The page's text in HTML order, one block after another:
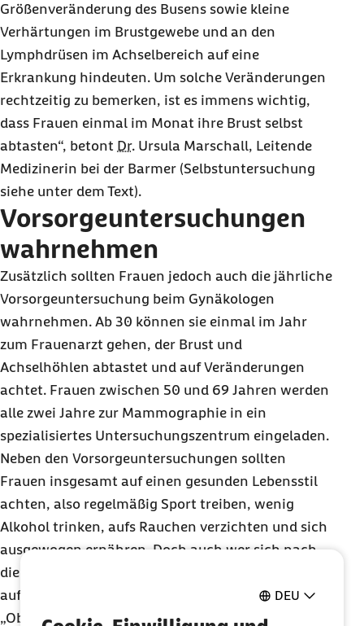
DEU
Größenveränderung des Busens sowie kleine
Verhärtungen im Brustgewebe und an den
Lymphdrüsen im Achselbereich auf eine
Erkrankung hindeuten. Um solche Veränderungen
rechtzeitig zu bemerken, ist es immens wichtig,
dass Frauen einmal im Monat ihre Brust selbst
abtasten“, betont Dr. Ursula Marschall, Leitende
Medizinerin bei der Barmer (Selbstuntersuchung
siehe unter dem Text).
Vorsorgeuntersuchungen
wahrnehmen
Zusätzlich sollten Frauen jedoch auch die jährliche
Vorsorgeuntersuchung beim Gynäkologen
wahrnehmen. Ab 30 können sie einmal im Jahr
zum Frauenarzt gehen, der Brust und
Achselhöhlen abtastet und auf Veränderungen
achtet. Frauen zwischen 50 und 69 Jahren werden
alle zwei Jahre zur Mammographie in ein
spezialisiertes Untersuchungszentrum eingeladen.
Neben den Vorsorgeuntersuchungen sollten
Frauen insgesamt auf einen gesunden Lebensstil
achten, also regelmäßig Sport treiben, wenig
Alkohol trinken, aufs Rauchen verzichten und sich
ausgewogen ernähren. Doch auch wer sich nach
diesen Empfehlungen richtet, hat keine Garantie
auf ein Leben ohne Brustkrebs, weiß Marschall.
„Ob eine Frau an Brustkrebs erkrankt oder nicht,